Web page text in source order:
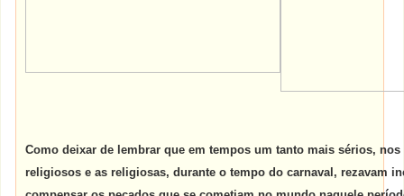
Como deixar de lembrar que em tempos um tanto mais sérios,
religiosos e as religiosas, durante o tempo do carnaval, rezavam